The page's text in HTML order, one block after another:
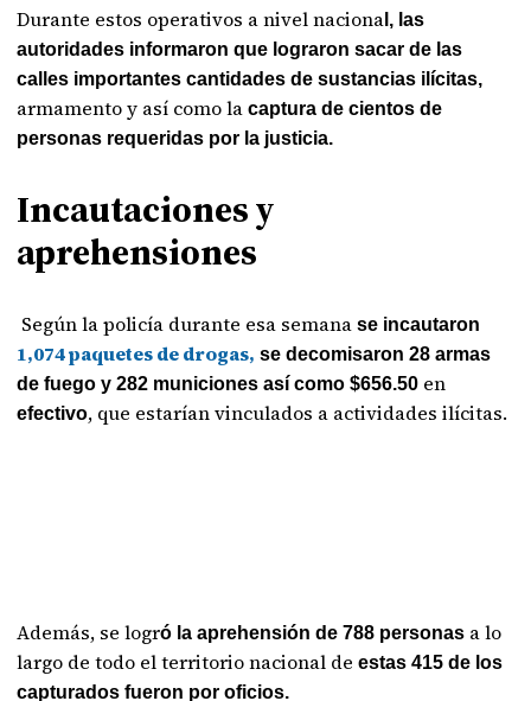
Durante estos operativos a nivel naciona l, las
autoridades informaron que lograron sacar de las
calles importantes cantidades de sustancias ilícitas,
armamento y así como lacaptura de cientos de
personas requeridas por la justicia.
Incautaciones y
aprehensiones
Según la policía durante esa semanase incautaron
1,074 paquetes de drogas, se decomisaron 28 armas
de fuego y 282 municiones así como $656.50 en
efectivo, que estarían vinculados a actividades ilícitas.
Además, se logró la aprehensión de 788 personas a lo
largo de todo el territorio nacional de estas 415 de los
capturados fueron por oficios.